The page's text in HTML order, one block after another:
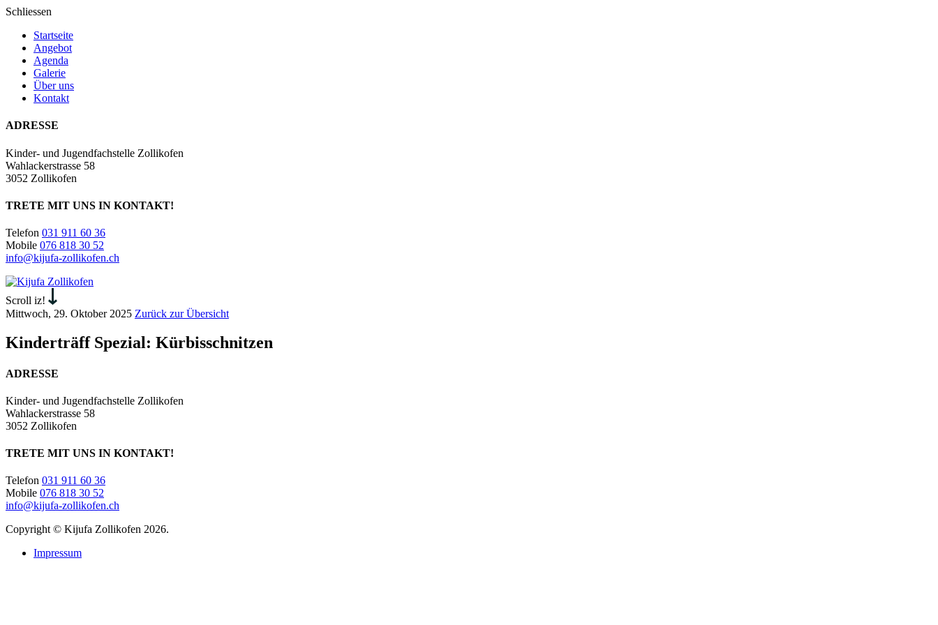
Schliessen
Startseite
Angebot
Agenda
Galerie
Über uns
Kontakt
ADRESSE
Kinder- und Jugendfachstelle Zollikofen
Wahlackerstrasse 58
3052 Zollikofen
TRETE MIT UNS IN KONTAKT!
Telefon 031 911 60 36
Mobile 076 818 30 52
info@kijufa-zollikofen.ch
Scroll iz!
Mittwoch, 29. Oktober 2025 Zurück zur Übersicht
Kinderträff Spezial: Kürbisschnitzen
ADRESSE
Kinder- und Jugendfachstelle Zollikofen
Wahlackerstrasse 58
3052 Zollikofen
TRETE MIT UNS IN KONTAKT!
Telefon 031 911 60 36
Mobile 076 818 30 52
info@kijufa-zollikofen.ch
Copyright © Kijufa Zollikofen 2026.
Impressum